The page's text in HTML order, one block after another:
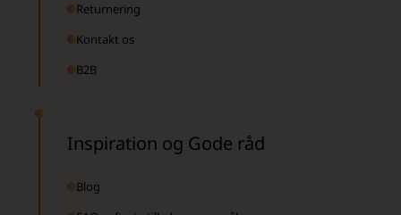
Returnering
Kontakt os
B2B
Inspiration og Gode råd
Blog